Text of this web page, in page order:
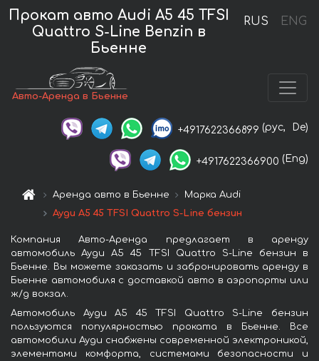
RUS ENG
Прокат авто Audi A5 45 TFSI
Quattro S-Line Benzin в
Бьенне
Авто-Аренда в Бьенне
+4917622366899 (рус, De)
+4917622366900 (Eng)
Аренда авто в Бьенне
Марка Audi
Ауди A5 45 TFSI Quattro S-Line бензин
Компания Авто-Аренда предлагает в аренду
автомобиль Ауди A5 45 TFSI Quattro S-Line бензин в
Бьенне. Вы можете заказать и забронировать аренду в
Бьенне автомобиля с доставкой авто в аэропорты или
ж/д вокзал.
Автомобиль Ауди A5 45 TFSI Quattro S-Line бензин
пользуются популярностью проката в Бьенне. Все
автомобили Ауди снабжены современной электроникой,
элементами комфорта, системами безопасности и